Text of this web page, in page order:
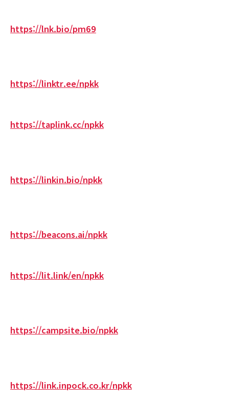
https://lnk.bio/pm69
https://linktr.ee/npkk
https://taplink.cc/npkk
https://linkin.bio/npkk
https://beacons.ai/npkk
https://lit.link/en/npkk
https://campsite.bio/npkk
https://link.inpock.co.kr/npkk